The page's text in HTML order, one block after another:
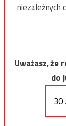
niezależnych
Uważasz, że
do
30